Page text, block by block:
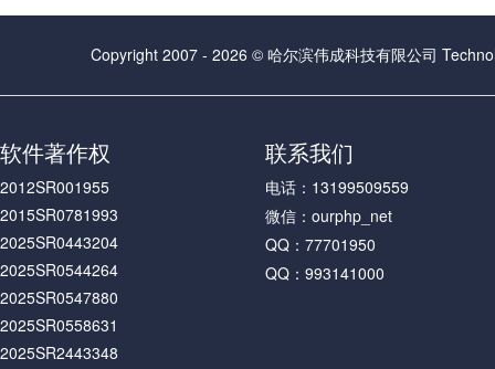
Copyright 2007 - 2026 © 哈尔滨伟成科技有限公司
软件著作权
2012SR001955
2015SR0781993
2025SR0443204
2025SR0544264
2025SR0547880
2025SR0558631
2025SR2443348
联系我们
电话：13199509559
微信：ourphp_net
QQ：77701950
QQ：993141000